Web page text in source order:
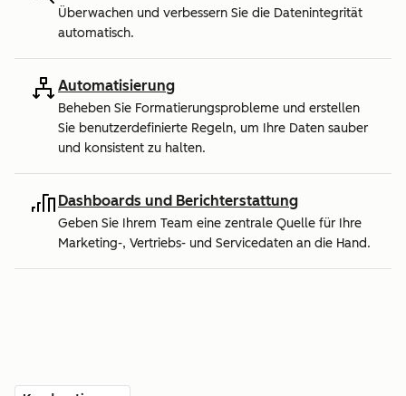
Überwachen und verbessern Sie die Datenintegrität
automatisch.
Automatisierung
Beheben Sie Formatierungsprobleme und erstellen
Sie benutzerdefinierte Regeln, um Ihre Daten sauber
und konsistent zu halten.
Dashboards und Berichterstattung
Geben Sie Ihrem Team eine zentrale Quelle für Ihre
Marketing-, Vertriebs- und Servicedaten an die Hand.